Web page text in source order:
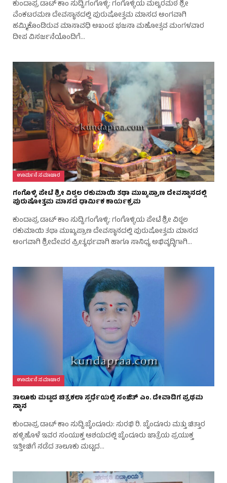
ಕುಂದಾಪ್ರ ಡಾಟ್‌ ಕಾಂ ಸುದ್ದಿ.ಗಂಗೊಳ್ಳಿ: ಗಂಗೊಳ್ಳಿಯ ಮಲ್ಯರಮಠ ಶ್ರೀ
ವೆಂಕಟರಮಣ ದೇವಸ್ಥಾನದಲ್ಲಿ ಪುರುಷೋತ್ತಮ ಮಾಸದ ಅಂಗವಾಗಿ
ಹಮ್ಮಿಕೊಂಡಿರುವ ಮಾಸಾವಧಿ ಅಖಂಡ ಭಜನಾ ಮಹೋತ್ಸವ ಮಂಗಳವಾರ
ದೀಪ ವಿಸರ್ಜನೆಯೊಂದಿಗೆ…
ಊರ್ಮನೆ ಸಮಾಚಾರ
ಗಂಗೊಳ್ಳಿ ಪೇಟೆ ಶ್ರೀ ವಿಠ್ಠಲ ರಕುಮಾಯಿ ತಥಾ ಮುಖ್ಯಪ್ರಾಣ ದೇವಸ್ಥಾನದಲ್ಲಿ
ಪುರುಷೋತ್ತಮ ಮಾಸದ ಧಾರ್ಮಿಕ ಕಾರ್ಯಕ್ರಮ
ಕುಂದಾಪ್ರ ಡಾಟ್‌ ಕಾಂ ಸುದ್ದಿ.ಗಂಗೊಳ್ಳಿ: ಗಂಗೊಳ್ಳಿಯ ಪೇಟೆ ಶ್ರೀ ವಿಠ್ಠಲ
ರಕುಮಾಯಿ ತಥಾ ಮುಖ್ಯಪ್ರಾಣ ದೇವಸ್ಥಾನದಲ್ಲಿ ಪುರುಷೋತ್ತಮ ಮಾಸದ
ಅಂಗವಾಗಿ ಶ್ರೀದೇವರ ಪ್ರೀತ್ಯರ್ಥವಾಗಿ ಹಾಗೂ ಸಾನಿಧ್ಯ ಅಭಿವೃದ್ಧಿಗಾಗಿ…
ಊರ್ಮನೆ ಸಮಾಚಾರ
ತಾಲೂಕು ಮಟ್ಟದ ಚಿತ್ರಕಲಾ ಸ್ಪರ್ಧೆಯಲ್ಲಿ ಸಂಜಿತ್ ಎಂ. ದೇವಾಡಿಗ ಪ್ರಥಮ
ಸ್ಥಾನ
ಕುಂದಾಪ್ರ ಡಾಟ್‌ ಕಾಂ ಸುದ್ದಿ.ಬೈಂದೂರು: ಸುರಭಿ ರಿ. ಬೈಂದೂರು ಮತ್ತು ಚಿತ್ತಾರ
ಹಳ್ಳಿಹೊಳೆ ಇವರ ಸಂಯುಕ್ತ ಆಶಯದಲ್ಲಿ ಬೈಂದೂರು ಜಾತ್ರೆಯ ಪ್ರಯುಕ್ತ
ಇತ್ತೀಚಿಗೆ ನಡೆದ ತಾಲೂಕು ಮಟ್ಟದ…